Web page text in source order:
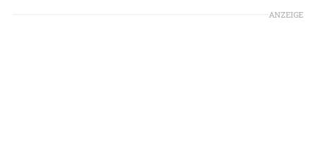
ANZEIGE